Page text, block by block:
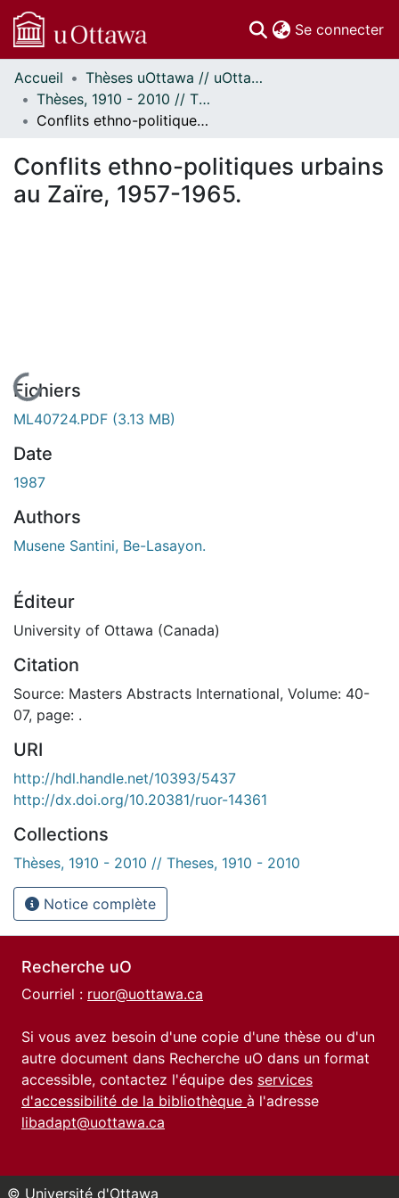
Se connecter
Communautés
et collections
Parcourir
À propos
Accueil
Thèses uOttawa // uOttawa Theses
Thèses, 1910 - 2010 // Theses, 1910 - 2010
Conflits ethno-politiques urbains au Zaïre, 1957-1965.
Conflits ethno-politiques urbains
au Zaïre, 1957-1965.
En cours de chargement...
Fichiers
ML40724.PDF (3.13 MB)
Date
1987
Authors
Musene Santini, Be-Lasayon.
Éditeur
University of Ottawa (Canada)
Citation
Source: Masters Abstracts International, Volume: 40-
07, page: .
URI
http://hdl.handle.net/10393/5437
http://dx.doi.org/10.20381/ruor-14361
Collections
Thèses, 1910 - 2010 // Theses, 1910 - 2010
Notice complète
Recherche uO
Courriel : ruor@uottawa.ca
Si vous avez besoin d'une copie d'une thèse ou d'un
autre document dans Recherche uO dans un format
accessible, contactez l'équipe des services
d'accessibilité de la bibliothèque à l'adresse
libadapt@uottawa.ca
© Université d'Ottawa